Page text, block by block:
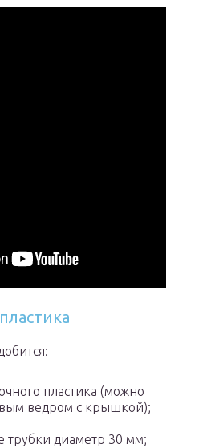
пластика (можно
ведром с крышкой);
трубки диаметр 30 мм;